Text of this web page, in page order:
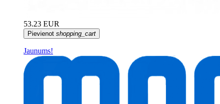
53.23 EUR
Pievienot shopping_cart
Jaunums!